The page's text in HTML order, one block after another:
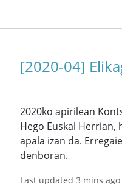
[2020-04]
2020ko apirilean
Hego Euskal Herrian,
apala izan da.
denboran.
Last updated 3 mins ago